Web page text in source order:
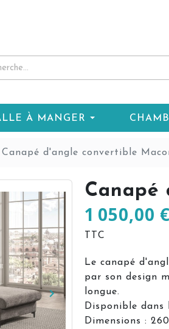
À MANGER
Canapé d'angle convertible
Suivant
keyboard_arrow_right
Canapé
1 050,00 €
TTC
Le canapé
par son design
longue.
Disponible dans
Dimensions :